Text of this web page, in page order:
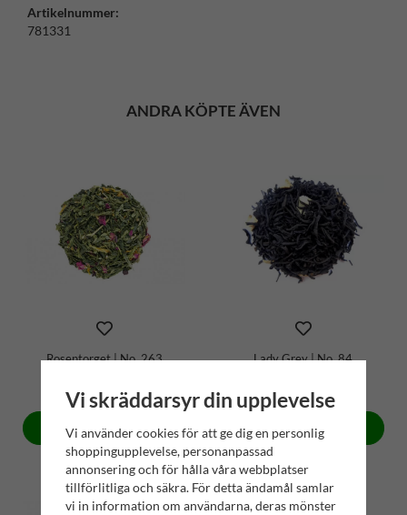
Artikelnummer:
781331
ANDRA KÖPTE ÄVEN
Rosentorget | No. 263
Köp
Lady Grey | No. 84
Köp
Vi skräddarsyr din upplevelse
Vi använder cookies för att ge dig en personlig
shoppingupplevelse, personanpassad
annonsering och för hålla våra webbplatser
tillförlitliga och säkra. För detta ändamål samlar
vi in information om användarna, deras mönster